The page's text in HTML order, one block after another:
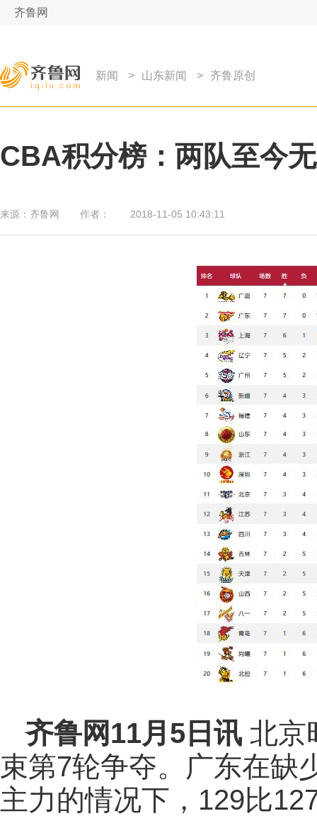
齐鲁网
新闻 > 山东新闻 > 齐鲁原创
CBA积分榜：两队至今
来源： 齐鲁网 作者： 2018-11-05 10:43:11
齐鲁网 11月5日讯 北京
束第7轮争夺。广东在缺
主力的情况下，129比